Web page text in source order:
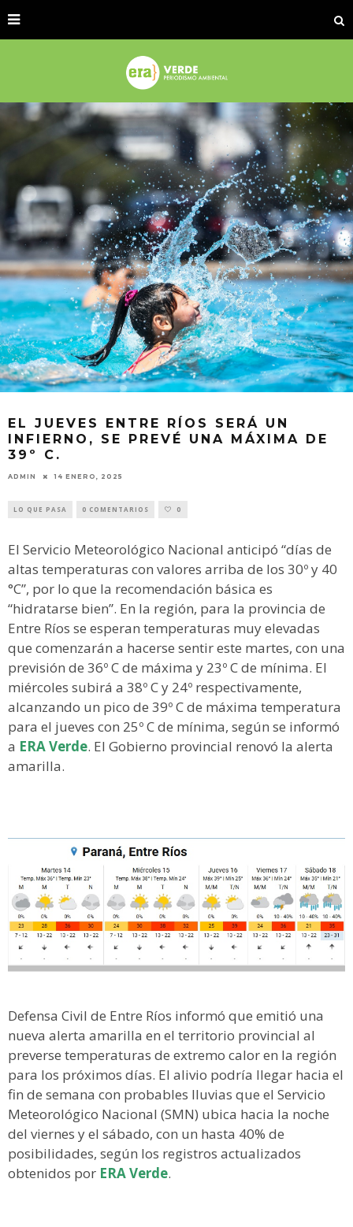
EL JUEVES ENTRE RÍOS SERÁ UN
INFIERNO, SE PREVÉ UNA MÁXIMA DE
39º C.
ADMIN 14 ENERO, 2025
LO QUE PASA 0 COMENTARIOS 0
El Servicio Meteorológico Nacional anticipó “días de
altas temperaturas con valores arriba de los 30º y 40
°C”, por lo que la recomendación básica es
“hidratarse bien”. En la región, para la provincia de
Entre Ríos se esperan temperaturas muy elevadas
que comenzarán a hacerse sentir este martes, con una
previsión de 36º C de máxima y 23º C de mínima. El
miércoles subirá a 38º C y 24º respectivamente,
alcanzando un pico de 39º C de máxima temperatura
para el jueves con 25º C de mínima, según se informó
a ERA Verde. El Gobierno provincial renovó la alerta
amarilla.
Defensa Civil de Entre Ríos informó que emitió una
nueva alerta amarilla en el territorio provincial al
preverse temperaturas de extremo calor en la región
para los próximos días. El alivio podría llegar hacia el
fin de semana con probables lluvias que el Servicio
Meteorológico Nacional (SMN) ubica hacia la noche
del viernes y el sábado, con un hasta 40% de
posibilidades, según los registros actualizados
obtenidos por ERA Verde.